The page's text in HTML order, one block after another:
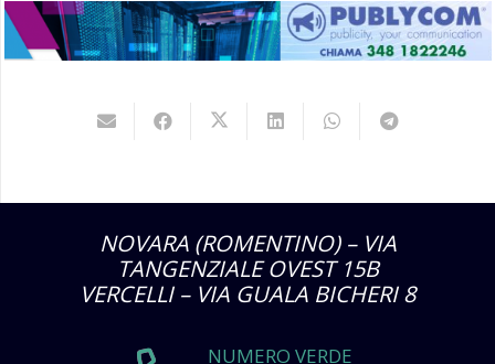
NOVARA (ROMENTINO) – VIA
TANGENZIALE OVEST 15B
VERCELLI – VIA GUALA BICHERI 8
NUMERO VERDE